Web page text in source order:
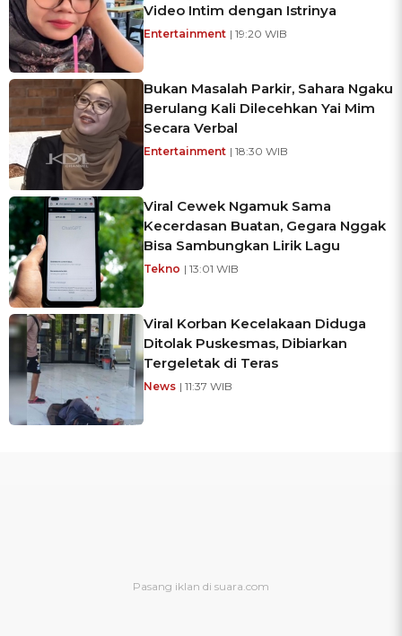
Video Intim dengan Istrinya
Entertainment | 19:20 WIB
Bukan Masalah Parkir, Sahara Ngaku
Berulang Kali Dilecehkan Yai Mim
Secara Verbal
Entertainment | 18:30 WIB
Viral Cewek Ngamuk Sama
Kecerdasan Buatan, Gegara Nggak
Bisa Sambungkan Lirik Lagu
Tekno | 13:01 WIB
Viral Korban Kecelakaan Diduga
Ditolak Puskesmas, Dibiarkan
Tergeletak di Teras
News | 11:37 WIB